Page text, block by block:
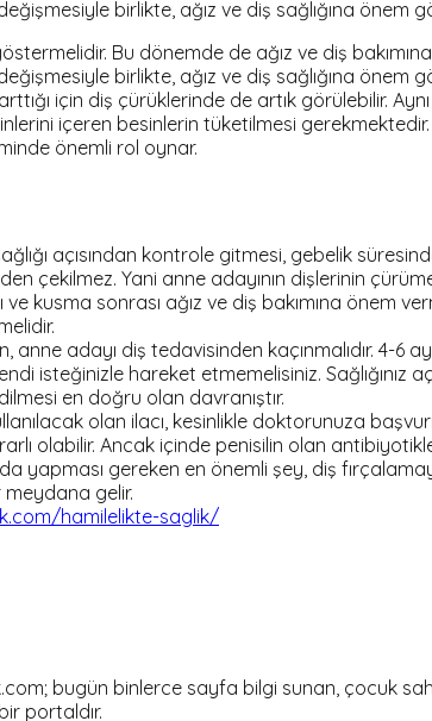
birlikte, ağız ve diş sağlığına
Bu dönemde de ağız ve diş
birlikte, ağız ve diş sağlığına
için diş çürüklerinde de artık görülebilir.
içeren besinlerin tüketilmesi
önemli rol oynar.
açısından kontrole gitmesi, gebelik
çekilmez. Yani anne adayının dişlerinin
ve kusma sonrası ağız ve diş bakımına
anne adayı diş tedavisinden kaçınmalıdır. 4-
isteğinizle hareket etmemelisiniz. Sağlığınız
en doğru olan davranıştır.
olan ilacı, kesinlikle doktorunuza
olabilir. Ancak içinde penisilin olan
yapması gereken en önemli şey, diş
meydana gelir.
hamilelikte-saglik/
bugün binlerce sayfa bilgi sunan, çocuk
portaldır.